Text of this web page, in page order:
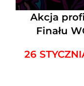
Akcja
Finału
26